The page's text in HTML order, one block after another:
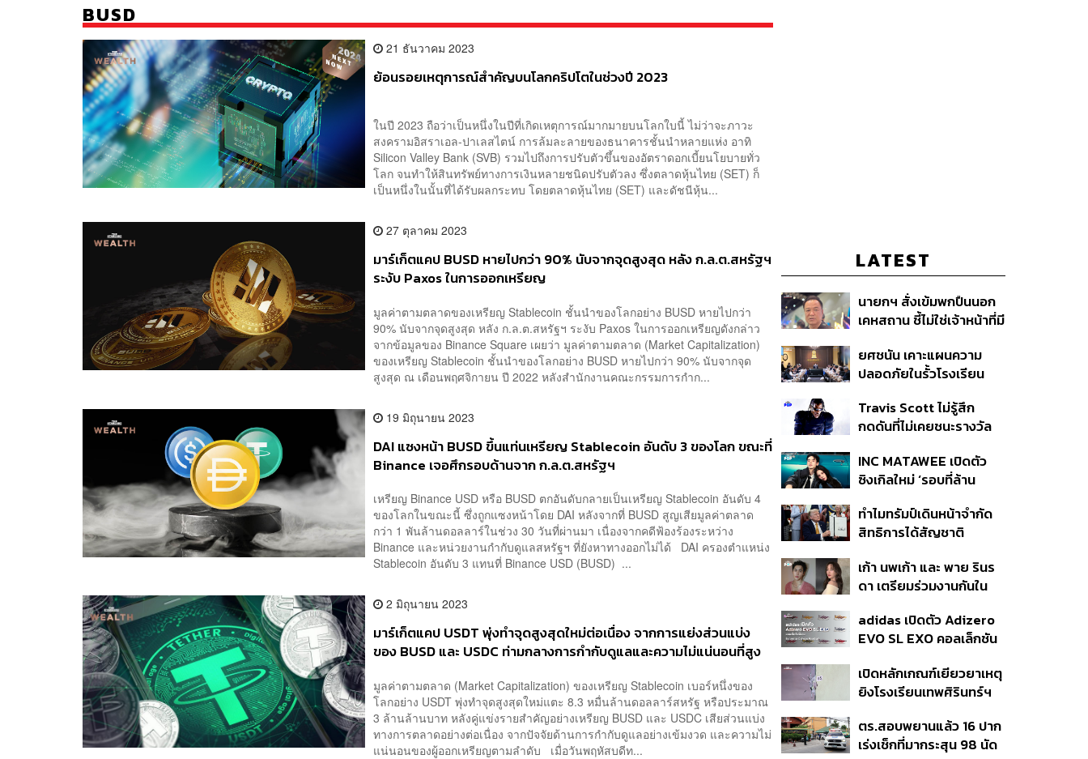
BUSD
21 ธันวาคม 2023
ย้อนรอยเหตุการณ์สำคัญบนโลกคริปโตในช่วงปี 2023
ในปี 2023 ถือว่าเป็นหนึ่งในปีที่เกิดเหตุการณ์มากมายบนโลกใบนี้ ไม่ว่าจะภาวะ
สงครามอิสราเอล-ปาเลสไตน์ การล้มละลายของธนาคารชั้นนำหลายแห่ง อาทิ
Silicon Valley Bank (SVB) รวมไปถึงการปรับตัวขึ้นของอัตราดอกเบี้ยนโยบายทั่ว
โลก จนทำให้สินทรัพย์ทางการเงินหลายชนิดปรับตัวลง ซึ่งตลาดหุ้นไทย (SET) ก็
เป็นหนึ่งในนั้นที่ได้รับผลกระทบ โดยตลาดหุ้นไทย (SET) และดัชนีหุ้น...
27 ตุลาคม 2023
มาร์เก็ตแคป BUSD หายไปกว่า 90% นับจากจุดสูงสุด หลัง ก.ล.ต.สหรัฐฯ
ระงับ Paxos ในการออกเหรียญ
มูลค่าตามตลาดของเหรียญ Stablecoin ชั้นนำของโลกอย่าง BUSD หายไปกว่า
90% นับจากจุดสูงสุด หลัง ก.ล.ต.สหรัฐฯ ระงับ Paxos ในการออกเหรียญดังกล่าว
จากข้อมูลของ Binance Square เผยว่า มูลค่าตามตลาด (Market Capitalization)
ของเหรียญ Stablecoin ชั้นนำของโลกอย่าง BUSD หายไปกว่า 90% นับจากจุด
สูงสุด ณ เดือนพฤศจิกายน ปี 2022 หลังสำนักงานคณะกรรมการกำก...
19 มิถุนายน 2023
DAI แซงหน้า BUSD ขึ้นแท่นเหรียญ Stablecoin อันดับ 3 ของโลก ขณะที่
Binance เจอศึกรอบด้านจาก ก.ล.ต.สหรัฐฯ
เหรียญ Binance USD หรือ BUSD ตกอันดับกลายเป็นเหรียญ Stablecoin อันดับ 4
ของโลกในขณะนี้ ซึ่งถูกแซงหน้าโดย DAI หลังจากที่ BUSD สูญเสียมูลค่าตลาด
กว่า 1 พันล้านดอลลาร์ในช่วง 30 วันที่ผ่านมา เนื่องจากคดีฟ้องร้องระหว่าง
Binance และหน่วยงานกำกับดูแลสหรัฐฯ ที่ยังหาทางออกไม่ได้ DAI ครองตำแหน่ง
Stablecoin อันดับ 3 แทนที่ Binance USD (BUSD) ...
2 มิถุนายน 2023
มาร์เก็ตแคป USDT พุ่งทำจุดสูงสุดใหม่ต่อเนื่อง จากการแย่งส่วนแบ่ง
ของ BUSD และ USDC ท่ามกลางการกำกับดูแลและความไม่แน่นอนที่สูง
มูลค่าตามตลาด (Market Capitalization) ของเหรียญ Stablecoin เบอร์หนึ่งของ
โลกอย่าง USDT พุ่งทำจุดสูงสุดใหม่แตะ 8.3 หมื่นล้านดอลลาร์สหรัฐ หรือประมาณ
3 ล้านล้านบาท หลังคู่แข่งรายสำคัญอย่างเหรียญ BUSD และ USDC เสียส่วนแบ่ง
ทางการตลาดอย่างต่อเนื่อง จากปัจจัยด้านการกำกับดูแลอย่างเข้มงวด และความไม่
แน่นอนของผู้ออกเหรียญตามลำดับ เมื่อวันพฤหัสบดีท...
LATEST
นายกฯ สั่งเข้มพกปืนนอก
เคหสถาน ชี้ไม่ใช่เจ้าหน้าที่มี
ก่อเหตุ เจ้าของร่วมรับผิด
ยศชนัน เคาะแผนความ
ปลอดภัยในรั้วโรงเรียน
ดูแล-คุมเข้มคัดกรองสิ่ง
ผิดกฎหมาย
Travis Scott ไม่รู้สึก
กดดันที่ไม่เคยชนะรางวัล
แล้ว 10 ครั้ง
INC MATAWEE เปิดตัว
ซิงเกิลใหม่ ‘รอบที่ล้าน
มาแสดงในมิวสิกวิดีโอ
ทำไมทรัมป์เดินหน้าจำกัด
สิทธิการได้สัญชาติ
แม้ศาลสูงสุดเคยตัดสิน
คัดค้าน
เก้า นพเก้า และ พาย รินร
ดา เตรียมร่วมงานกันใน
Taste In Time’
adidas เปิดตัว Adizero
EVO SL EXO คอลเล็กชัน
Football
เปิดหลักเกณฑ์เยียวยาเหตุ
ยิงโรงเรียนเทพศิรินทร์ฯ
เจ็บสูงสุด 1 แสน เยียวยา
จิตใจ 5 ระดับ
ตร.สอบพยานแล้ว 16 ปาก
เร่งเช็กที่มากระสุน 98 นัด